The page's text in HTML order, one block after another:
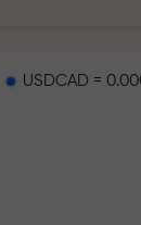
USDCAD =